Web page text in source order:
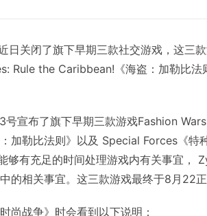
关闭了旗下早期三款社交游戏，这三
Rule the Caribbean!《海盗：加勒比法
宣布了旗下早期三款游戏Fashion
加勒比法则》以及 Special Forces《特
够有充足的时间处理游戏内有关事宜，
的相关事宜。这三款游戏最终于8月22正
尚战争》时会看到以下说明：